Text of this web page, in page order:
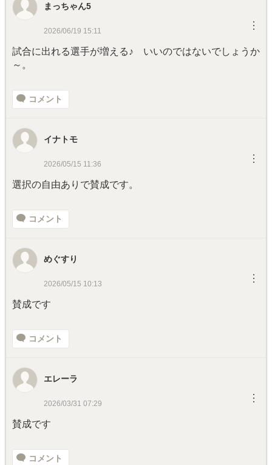
まっちゃん5
2026/06/19 15:11 ︙
試合に出れる選手が増える♪ いいのではないでしょうか
～。
コメント
イナトモ
2026/05/15 11:36 ︙
選択の自由ありで賛成です。
コメント
めぐすり
2026/05/15 10:13 ︙
賛成です
コメント
エレーラ
2026/03/31 07:29 ︙
賛成です
コメント